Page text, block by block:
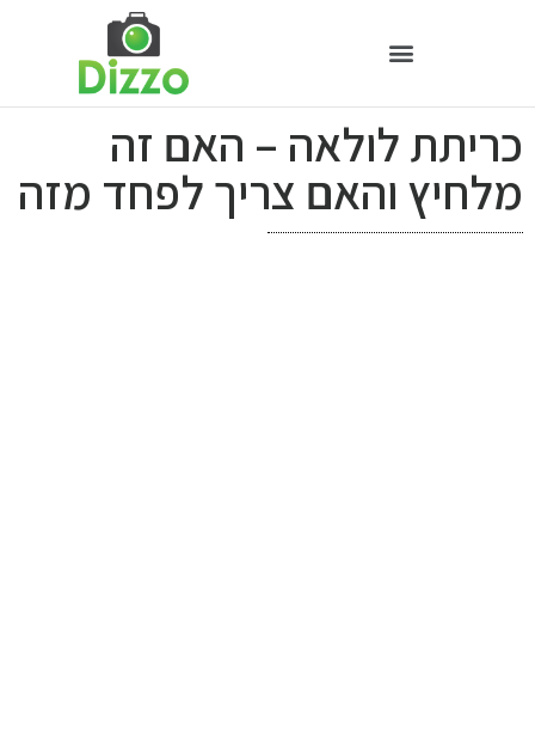
כריתת לולאה – האם זה
מלחיץ והאם צריך לפחד מזה